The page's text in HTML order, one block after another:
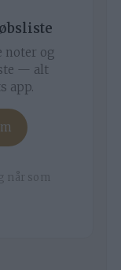
noter og
— alt
app.
når som